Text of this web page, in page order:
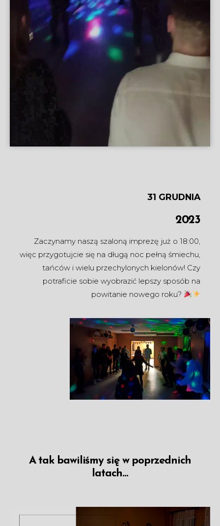
31 GRUDNIA
2023
Zaczynamy naszą szaloną imprezę już o 18:00,
więc przygotujcie się na długą noc pełną śmiechu,
tańców i wielu przechylonych kielonów! Czy
potraficie sobie wyobrazić lepszy sposób na
powitanie nowego roku?
A tak bawiliśmy się w poprzednich
latach...